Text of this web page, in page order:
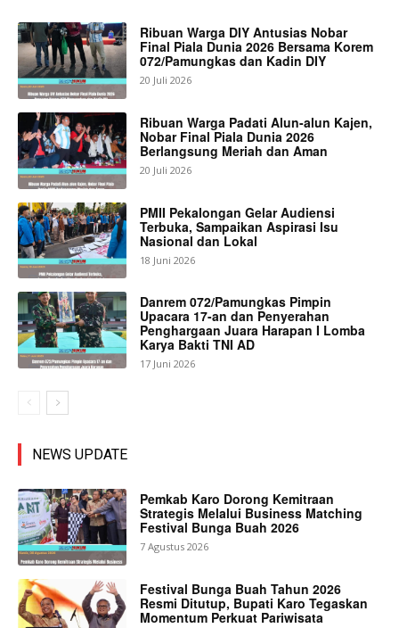
Ribuan Warga DIY Antusias Nobar
Final Piala Dunia 2026 Bersama Korem
072/Pamungkas dan Kadin DIY
20 Juli 2026
Ribuan Warga Padati Alun-alun Kajen,
Nobar Final Piala Dunia 2026
Berlangsung Meriah dan Aman
20 Juli 2026
PMII Pekalongan Gelar Audiensi
Terbuka, Sampaikan Aspirasi Isu
Nasional dan Lokal
18 Juni 2026
Danrem 072/Pamungkas Pimpin
Upacara 17-an dan Penyerahan
Penghargaan Juara Harapan I Lomba
Karya Bakti TNI AD
17 Juni 2026
NEWS UPDATE
Pemkab Karo Dorong Kemitraan
Strategis Melalui Business Matching
Festival Bunga Buah 2026
7 Agustus 2026
Festival Bunga Buah Tahun 2026
Resmi Ditutup, Bupati Karo Tegaskan
Momentum Perkuat Pariwisata